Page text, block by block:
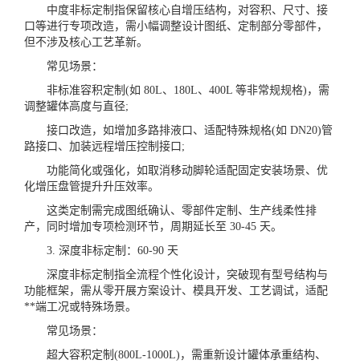
中度非标定制指保留核心自增压结构，对容积、尺寸、接
口等进行专项改造，需小幅调整设计图纸、定制部分零部件，
但不涉及核心工艺革新。
常见场景：
非标准容积定制(如 80L、180L、400L 等非常规规格)，需
调整罐体高度与直径;
接口改造，如增加多路排液口、适配特殊规格(如 DN20)管
路接口、加装远程增压控制接口;
功能简化或强化，如取消移动脚轮适配固定安装场景、优
化增压盘管提升升压效率。
这类定制需完成图纸确认、零部件定制、生产线柔性排
产，同时增加专项检测环节，周期延长至 30-45 天。
3. 深度非标定制：60-90 天
深度非标定制指全流程个性化设计，突破现有型号结构与
功能框架，需从零开展方案设计、模具开发、工艺调试，适配
**端工况或特殊场景。
常见场景：
超大容积定制(800L-1000L)，需重新设计罐体承重结构、